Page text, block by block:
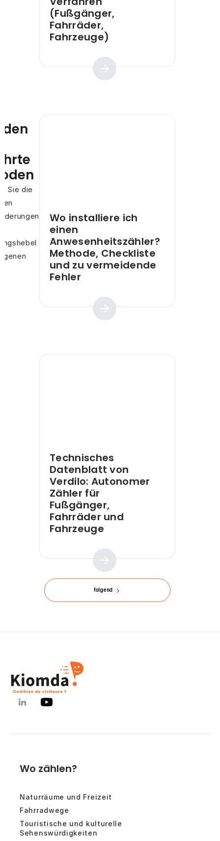
Sie die
(Fußgänger,
Fahrräder,
Fahrzeuge)
Wo installiere ich
einen
Anwesenheitszähler?
Methode, Checkliste
und zu vermeidende
Fehler
Technisches
Datenblatt von
Verdilo: Autonomer
Zähler für
Fußgänger,
Fahrräder und
Fahrzeuge
folgend
Wo zählen?
Naturräume und Freizeit
Fahrradwege
Touristische und kulturelle
Sehenswürdigkeiten